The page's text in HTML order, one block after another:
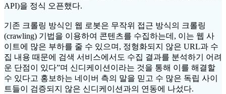
API)을 정식 오픈했다.
기존 크롤링 방식인 웹 로봇은 무작위 접근 방식의 크롤링
(crawling) 기법을 이용하여 콘텐츠를 수집하는데, 이는 웹 사
이트에 많은 부하를 줄 수 있으며, 정형화되지 않은 URL과 수
집 내용 때문에 검색 서비스에서도 수집 결과를 분석하기 어려
운 단점이 있다”며 신디케이션이라는 것을 통해 이를 해결할
수 있다고 홍보하는 네이버 측의 말을 믿고 수 많은 독립 사이
트들이 검증되지 않은 신디케이션과의 연동에 나섰다.